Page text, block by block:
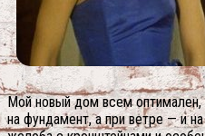
Мой новый дом всем
на фундамент, а при ветре — и